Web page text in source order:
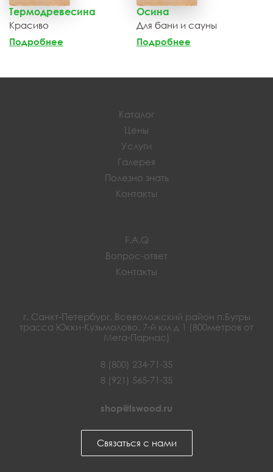
Термодревесина
Красиво
Подробнее
Осина
Для бани и сауны
Подробнее
Каталог
Цены
Услуги
Галерея
Полезно знать
Контакты
F.A.Q
Вопрос-ответ
Контакты
г. Санкт-Петербург, Всеволожский район п.Бугры
трасса Юкки-Кузьмолово, 7-й км д 1 (800метров от
Мега-Парнас)
8 (800) 234-71-35
8 (921) 565-71-35
shop@lswood.ru
Связаться с нами